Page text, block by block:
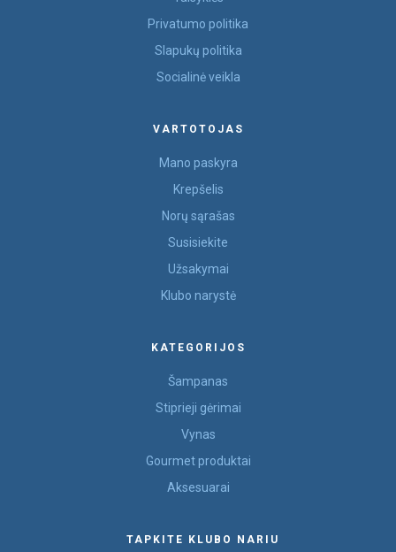
Privatumo politika
Slapukų politika
Socialinė veikla
VARTOTOJAS
Mano paskyra
Krepšelis
Norų sąrašas
Susisiekite
Užsakymai
Klubo narystė
KATEGORIJOS
Šampanas
Stiprieji gėrimai
Vynas
Gourmet produktai
Aksesuarai
TAPKITE KLUBO NARIU